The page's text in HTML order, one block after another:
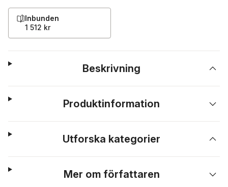
Inbunden
1 512 kr
Beskrivning
Produktinformation
Utforska kategorier
Mer om författaren